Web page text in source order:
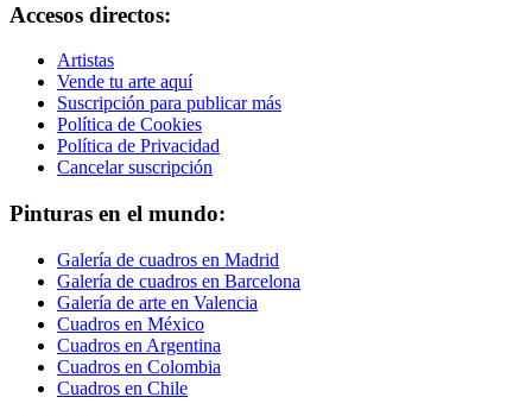
Accesos directos:
Artistas
Vende tu arte aquí
Suscripción para publicar más
Política de Cookies
Política de Privacidad
Cancelar suscripción
Pinturas en el mundo:
Galería de cuadros en Madrid
Galería de cuadros en Barcelona
Galería de arte en Valencia
Cuadros en México
Cuadros en Argentina
Cuadros en Colombia
Cuadros en Chile